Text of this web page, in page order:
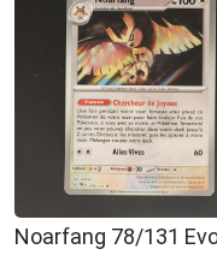
Noarfang 78/131